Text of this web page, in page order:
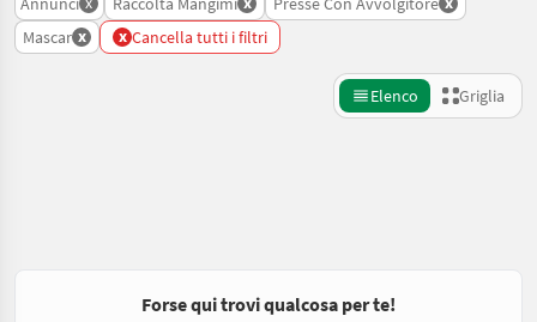
Mascar x x Cancella tutti i filtri
Elenco Griglia
Forse qui trovi qualcosa per te!